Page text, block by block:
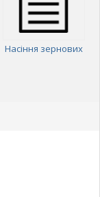
Насіння зернових